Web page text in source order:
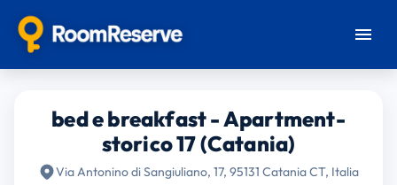
bed e breakfast - Apartment-
storico 17 (Catania)
Via Antonino di Sangiuliano, 17, 95131 Catania CT, Italia